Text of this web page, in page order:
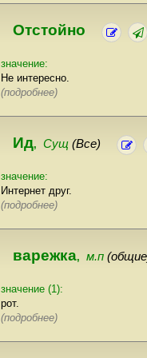
Отстойно
значение:
Не интересно.
(подробнее)
Ид, Сущ (Все)
значение:
Интернет друг.
(подробнее)
варежка, м.п
значение (1):
рот.
(подробнее)